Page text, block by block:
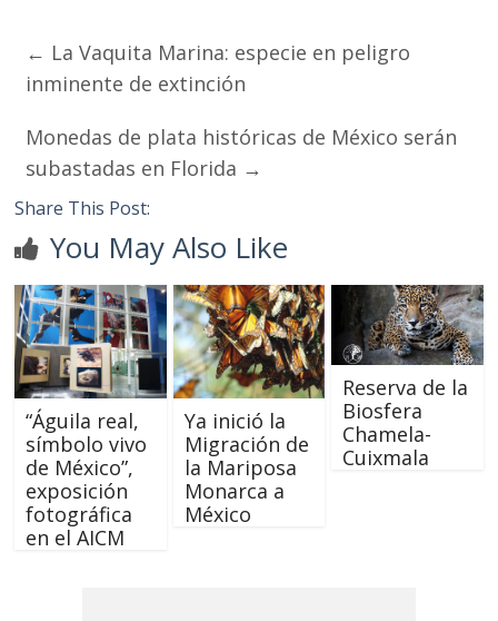
← La Vaquita Marina: especie en peligro
inminente de extinción
Monedas de plata históricas de México serán
subastadas en Florida →
Share This Post:
You May Also Like
“Águila real,
símbolo vivo
de México”,
exposición
fotográfica
en el AICM
Ya inició la
Migración de
la Mariposa
Monarca a
México
Reserva de la
Biosfera
Chamela-
Cuixmala